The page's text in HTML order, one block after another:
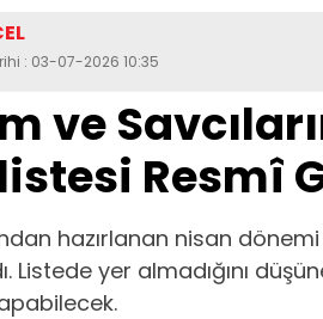
: 03-07-2026 10:35
ve
Resmî
hazırlanan nisan
Listede yer almadığını